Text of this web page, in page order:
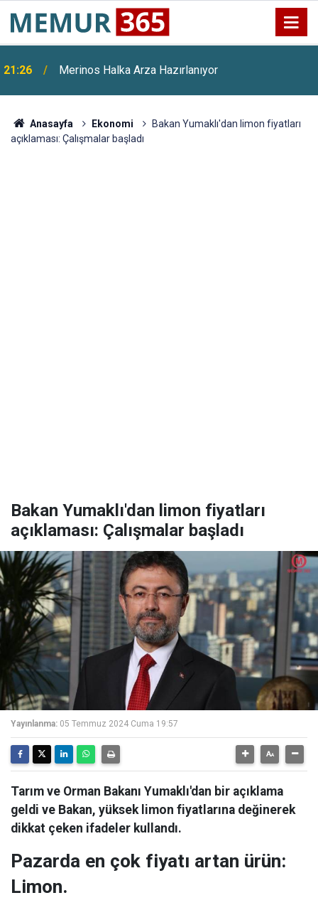
21:26 Merinos Halka Arza Hazırlanıyor
Anasayfa Ekonomi
Bakan Yumaklı'dan limon fiyatları
açıklaması: Çalışmalar başladı
Bakan Yumaklı'dan limon fiyatları
açıklaması: Çalışmalar başladı
Yayınlanma: 05 Temmuz 2024 Cuma 19:57
Tarım ve Orman Bakanı Yumaklı'dan bir açıklama
geldi ve Bakan, yüksek limon fiyatlarına değinerek
dikkat çeken ifadeler kullandı.
Pazarda en çok fiyatı artan ürün:
Limon.